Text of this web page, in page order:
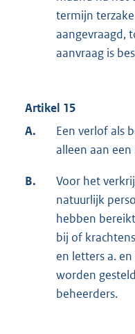
termijn
aangevraagd,
aanvraag is
Artikel 15
A.
Een verlof als
alleen aan
B.
Voor het
natuurlijk
hebben
bij of
en letters a.
worden
beheerders.